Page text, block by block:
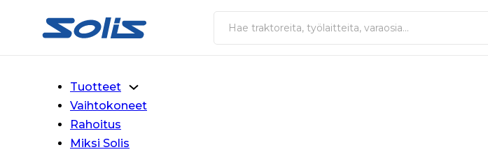
Siirry pääsisältöön
Siirry alatunnisteeseen
Haku
Tuotteet
Vaihtokoneet
Rahoitus
Miksi Solis